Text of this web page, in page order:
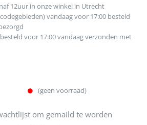
12uur in onze winkel in Utrecht
vandaag voor 17:00 besteld
voor 17:00 vandaag verzonden met
(geen voorraad)
om gemaild te worden